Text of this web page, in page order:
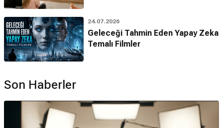
24.07.2026
Geleceği Tahmin Eden Yapay Zeka
Temalı Filmler
Son Haberler